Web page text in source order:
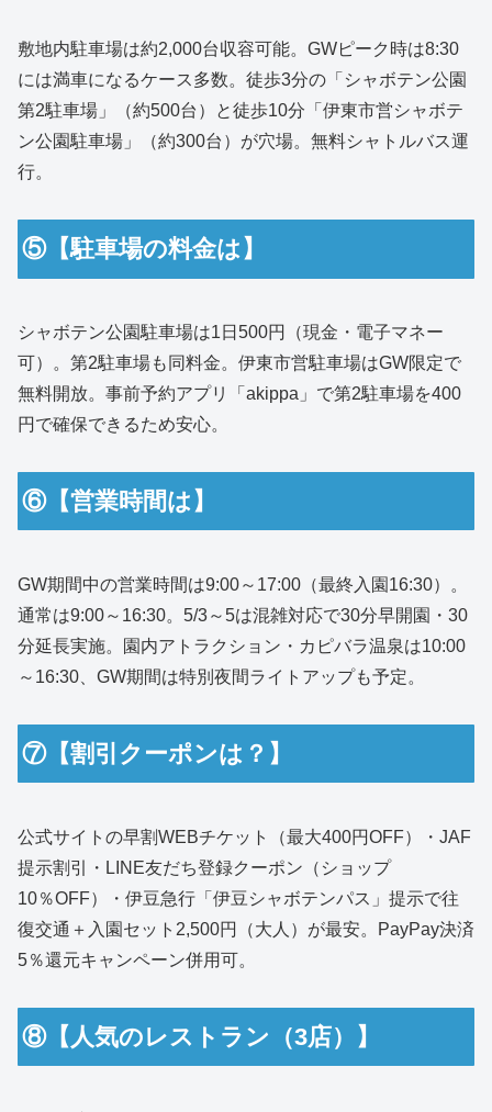
敷地内駐車場は約2,000台収容可能。GWピーク時は8:30
には満車になるケース多数。徒歩3分の「シャボテン公園
第2駐車場」（約500台）と徒歩10分「伊東市営シャボテ
ン公園駐車場」（約300台）が穴場。無料シャトルバス運
行。
⑤【駐車場の料金は】
シャボテン公園駐車場は1日500円（現金・電子マネー
可）。第2駐車場も同料金。伊東市営駐車場はGW限定で
無料開放。事前予約アプリ「akippa」で第2駐車場を400
円で確保できるため安心。
⑥【営業時間は】
GW期間中の営業時間は9:00～17:00（最終入園16:30）。
通常は9:00～16:30。5/3～5は混雑対応で30分早開園・30
分延長実施。園内アトラクション・カピバラ温泉は10:00
～16:30、GW期間は特別夜間ライトアップも予定。
⑦【割引クーポンは？】
公式サイトの早割WEBチケット（最大400円OFF）・JAF
提示割引・LINE友だち登録クーポン（ショップ
10％OFF）・伊豆急行「伊豆シャボテンパス」提示で往
復交通＋入園セット2,500円（大人）が最安。PayPay決済
5％還元キャンペーン併用可。
⑧【人気のレストラン（3店）】